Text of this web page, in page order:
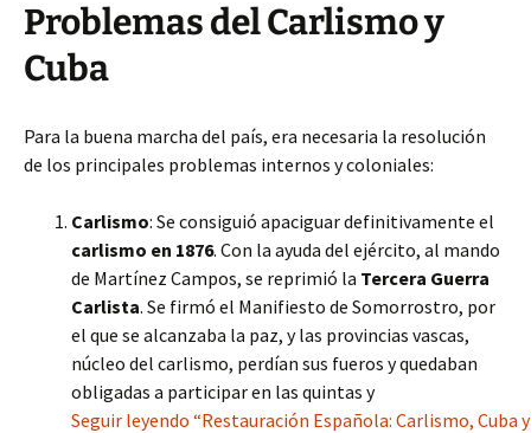
Problemas del Carlismo y
Cuba
Para la buena marcha del país, era necesaria la resolución
de los principales problemas internos y coloniales:
Carlismo: Se consiguió apaciguar definitivamente el
carlismo en 1876. Con la ayuda del ejército, al mando
de Martínez Campos, se reprimió la Tercera Guerra
Carlista. Se firmó el Manifiesto de Somorrostro, por
el que se alcanzaba la paz, y las provincias vascas,
núcleo del carlismo, perdían sus fueros y quedaban
obligadas a participar en las quintas y
Seguir leyendo “Restauración Española: Carlismo, Cuba